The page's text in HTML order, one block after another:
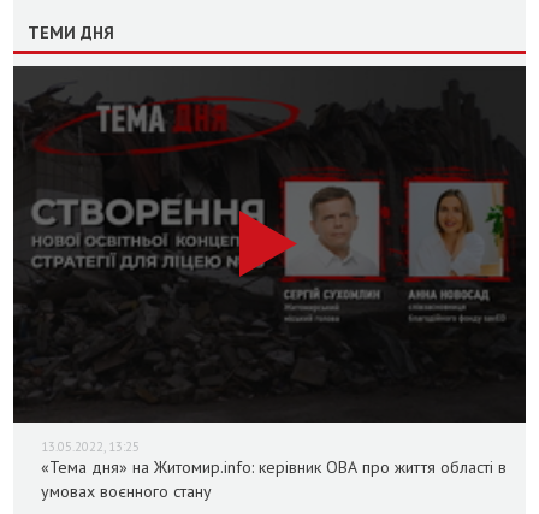
ТЕМИ ДНЯ
13.05.2022, 13:25
«Тема дня» на Житомир.info: керівник ОВА про життя області в
умовах воєнного стану